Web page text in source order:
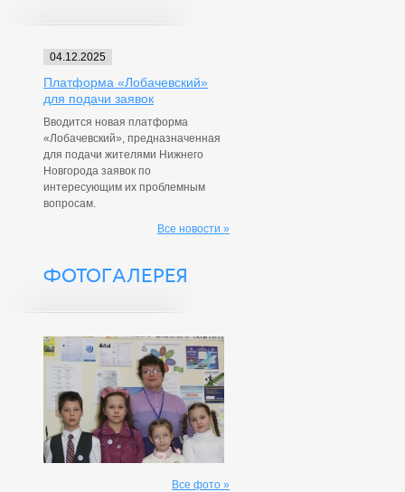
04.12.2025
Платформа «Лобачевский»
для подачи заявок
Вводится новая платформа
«Лобачевский», предназначенная
для подачи жителями Нижнего
Новгорода заявок по
интересующим их проблемным
вопросам.
Все новости »
ФОТОГАЛЕРЕЯ
Все фото »